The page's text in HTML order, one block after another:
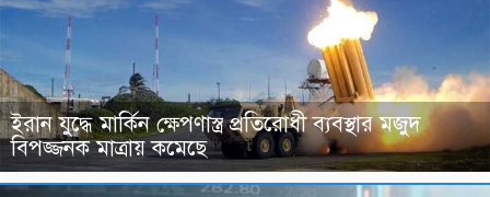
ইরান যুদ্ধে মার্কিন ক্ষেপণাস্ত্র প্রতিরোধী ব্যবস্থার মজুদ
বিপজ্জনক মাত্রায় কমেছে